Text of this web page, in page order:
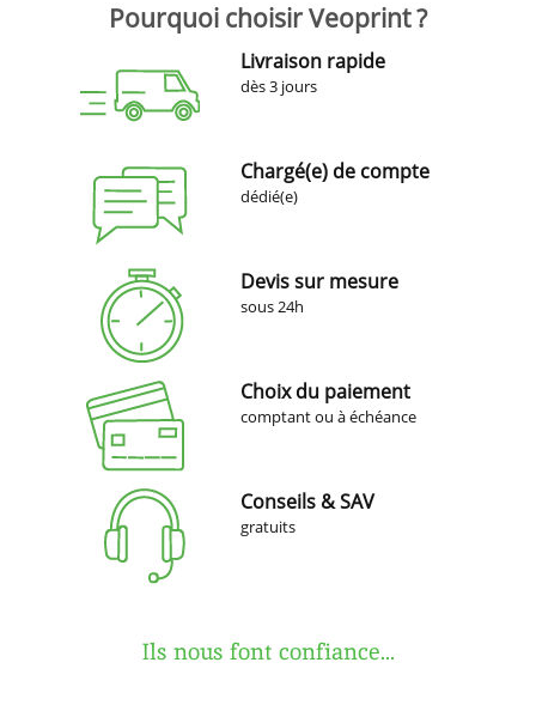
Pourquoi choisir Veoprint ?
Livraison rapide
dès 3 jours
Chargé(e) de compte
dédié(e)
Devis sur mesure
sous 24h
Choix du paiement
comptant ou à échéance
Conseils & SAV
gratuits
Ils nous font confiance...